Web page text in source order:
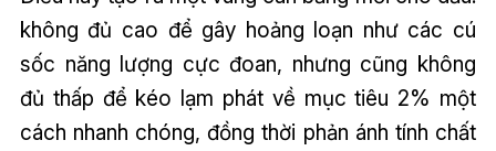
không đủ cao để gây hoảng loạn như các cú
sốc năng lượng cực đoan, nhưng cũng không
đủ thấp để kéo lạm phát về mục tiêu 2% một
cách nhanh chóng, đồng thời phản ánh tính chất